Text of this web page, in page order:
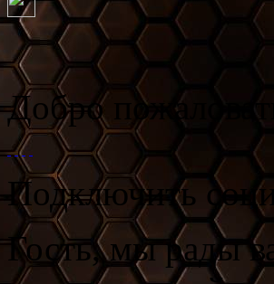
Добро
Подключить
Гость, мы рады